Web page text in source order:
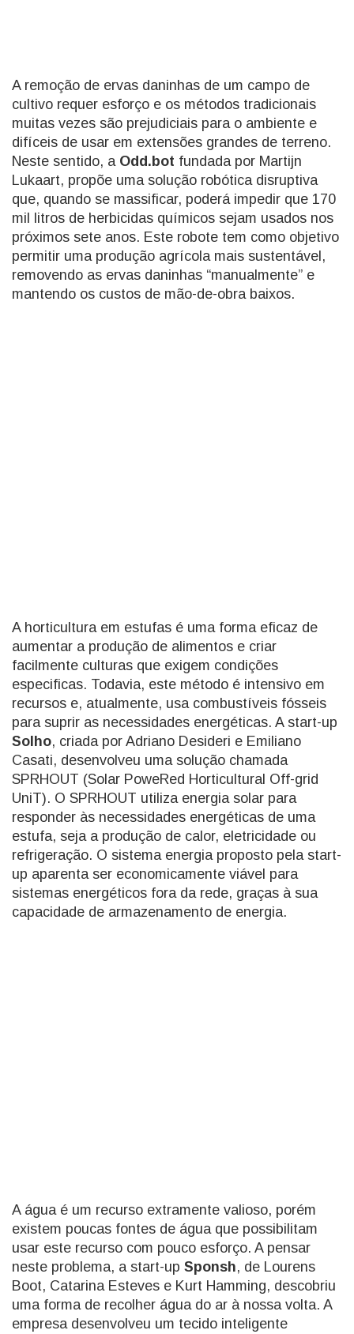
A remoção de ervas daninhas de um campo de
cultivo requer esforço e os métodos tradicionais
muitas vezes são prejudiciais para o ambiente e
difíceis de usar em extensões grandes de terreno.
Neste sentido, a Odd.bot fundada por Martijn
Lukaart, propõe uma solução robótica disruptiva
que, quando se massificar, poderá impedir que 170
mil litros de herbicidas químicos sejam usados nos
próximos sete anos. Este robote tem como objetivo
permitir uma produção agrícola mais sustentável,
removendo as ervas daninhas “manualmente” e
mantendo os custos de mão-de-obra baixos.
A horticultura em estufas é uma forma eficaz de
aumentar a produção de alimentos e criar
facilmente culturas que exigem condições
especificas. Todavia, este método é intensivo em
recursos e, atualmente, usa combustíveis fósseis
para suprir as necessidades energéticas. A start-up
Solho, criada por Adriano Desideri e Emiliano
Casati, desenvolveu uma solução chamada
SPRHOUT (Solar PoweRed Horticultural Off-grid
UniT). O SPRHOUT utiliza energia solar para
responder às necessidades energéticas de uma
estufa, seja a produção de calor, eletricidade ou
refrigeração. O sistema energia proposto pela start-
up aparenta ser economicamente viável para
sistemas energéticos fora da rede, graças à sua
capacidade de armazenamento de energia.
A água é um recurso extramente valioso, porém
existem poucas fontes de água que possibilitam
usar este recurso com pouco esforço. A pensar
neste problema, a start-up Sponsh, de Lourens
Boot, Catarina Esteves e Kurt Hamming, descobriu
uma forma de recolher água do ar à nossa volta. A
empresa desenvolveu um tecido inteligente